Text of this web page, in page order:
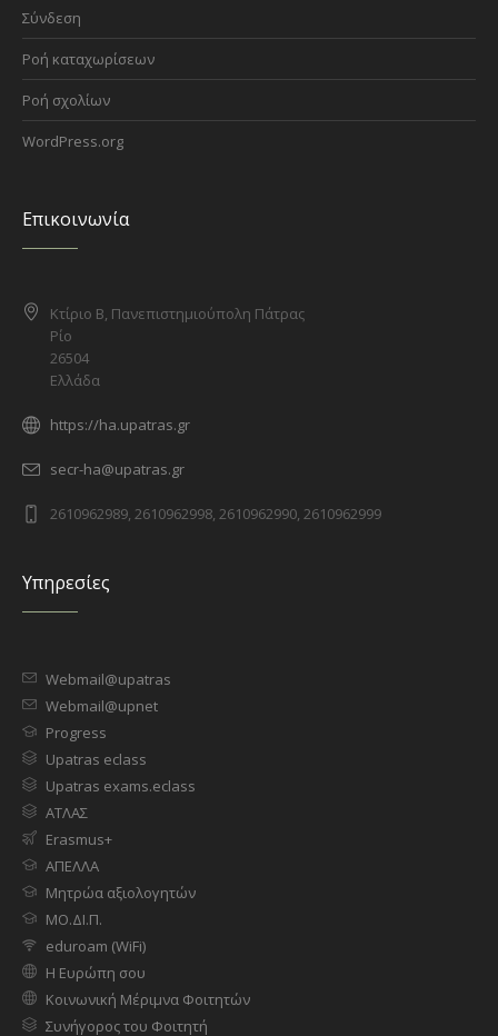
Σύνδεση
Ροή καταχωρίσεων
Ροή σχολίων
WordPress.org
Επικοινωνία
Κτίριο Β, Πανεπιστημιούπολη Πάτρας
Ρίο
26504
Ελλάδα
https://ha.upatras.gr
secr-ha@upatras.gr
2610962989, 2610962998, 2610962990, 2610962999
Υπηρεσίες
Webmail@upatras
Webmail@upnet
Progress
Upatras eclass
Upatras exams.eclass
ΑΤΛΑΣ
Erasmus+
ΑΠΕΛΛΑ
Μητρώα αξιολογητών
ΜΟ.ΔΙ.Π.
eduroam (WiFi)
Η Ευρώπη σου
Κοινωνική Μέριμνα Φοιτητών
Συνήγορος του Φοιτητή